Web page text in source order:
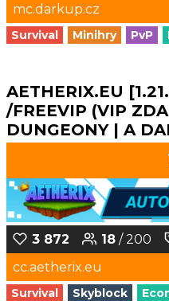
mc.darkup.cz
Survival Minihry PvP
AETHERIX.EU
/FREEVIP (VIP
DUNGEONY | A
3 872 18 / 200
cc.aetherix.eu
Survival Skyblock